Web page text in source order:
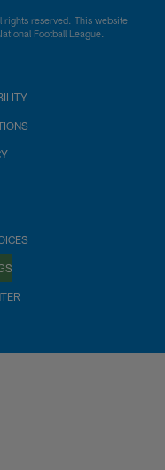
reserved. This website
Football League.